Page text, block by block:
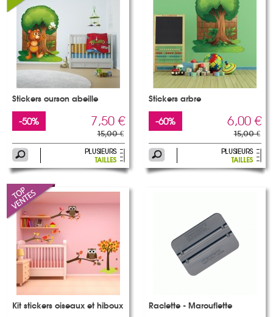
Stickers ourson abeille
-50% 7,50 €
15,00 €
Stickers arbre
-60% 6,00 €
15,00 €
Kit stickers oiseaux et hiboux Raclette - Marouflette